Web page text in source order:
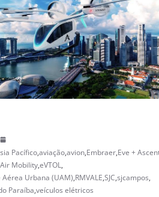
Pacífico,aviação,avion,Embraer,Eve +
Mobility,eVTOL,
Urbana (UAM),RMVALE,SJC,sjcampos,
Paraíba,veículos elétricos